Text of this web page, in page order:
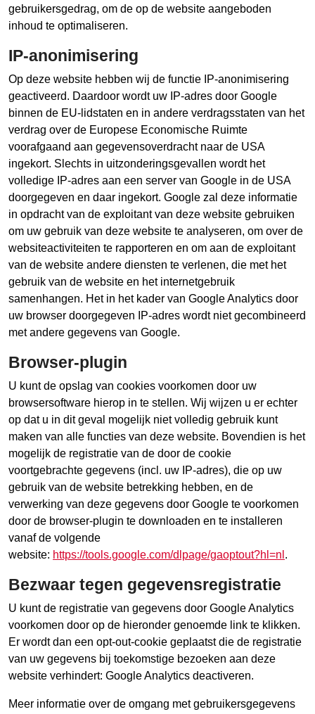
gebruikersgedrag, om de op de website aangeboden
inhoud te optimaliseren.
IP-anonimisering
Op deze website hebben wij de functie IP-anonimisering
geactiveerd. Daardoor wordt uw IP-adres door Google
binnen de EU-lidstaten en in andere verdragsstaten van het
verdrag over de Europese Economische Ruimte
voorafgaand aan gegevensoverdracht naar de USA
ingekort. Slechts in uitzonderingsgevallen wordt het
volledige IP-adres aan een server van Google in de USA
doorgegeven en daar ingekort. Google zal deze informatie
in opdracht van de exploitant van deze website gebruiken
om uw gebruik van deze website te analyseren, om over de
websiteactiviteiten te rapporteren en om aan de exploitant
van de website andere diensten te verlenen, die met het
gebruik van de website en het internetgebruik
samenhangen. Het in het kader van Google Analytics door
uw browser doorgegeven IP-adres wordt niet gecombineerd
met andere gegevens van Google.
Browser-plugin
U kunt de opslag van cookies voorkomen door uw
browsersoftware hierop in te stellen. Wij wijzen u er echter
op dat u in dit geval mogelijk niet volledig gebruik kunt
maken van alle functies van deze website. Bovendien is het
mogelijk de registratie van de door de cookie
voortgebrachte gegevens (incl. uw IP-adres), die op uw
gebruik van de website betrekking hebben, en de
verwerking van deze gegevens door Google te voorkomen
door de browser-plugin te downloaden en te installeren
vanaf de volgende
website: https://tools.google.com/dlpage/gaoptout?hl=nl .
Bezwaar tegen gegevensregistratie
U kunt de registratie van gegevens door Google Analytics
voorkomen door op de hieronder genoemde link te klikken.
Er wordt dan een opt-out-cookie geplaatst die de registratie
van uw gegevens bij toekomstige bezoeken aan deze
website verhindert: Google Analytics deactiveren.
Meer informatie over de omgang met gebruikersgegevens